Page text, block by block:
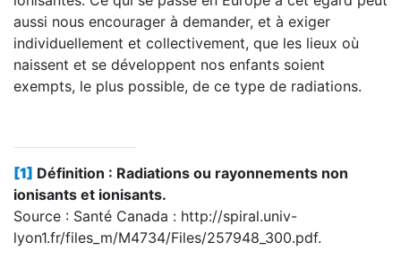
aussi nous encourager à demander, et à exiger
individuellement et collectivement, que les lieux où
naissent et se développent nos enfants soient
exempts, le plus possible, de ce type de radiations.
[1] Définition : Radiations ou rayonnements non
ionisants et ionisants.
Source : Santé Canada : http://spiral.univ-
lyon1.fr/files_m/M4734/Files/257948_300.pdf.